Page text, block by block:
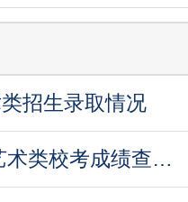
招生录取情况
太原理工大学2014年艺术类校考成绩查询时间